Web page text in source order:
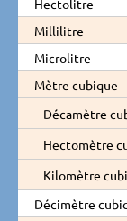
Hectolitre
Millilitre
Microlitre
Mètre cubique
Décamètre
Hectomètre
Kilomètre
Décimètre